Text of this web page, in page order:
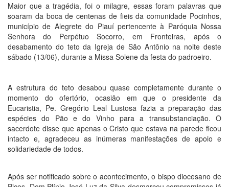
Maior que a tragédia, foi o milagre, essas foram palavras que
soaram da boca de centenas de fieis da comunidade Pocinhos,
município de Alegrete do Piauí pertencente à Paróquia Nossa
Senhora do Perpétuo Socorro, em Fronteiras, após o
desabamento do teto da Igreja de São Antônio na noite deste
sábado (13/06), durante a Missa Solene da festa do padroeiro.
A estrutura do teto desabou quase completamente durante o
momento do ofertório, ocasião em que o presidente da
Eucaristia, Pe. Gregório Leal Lustosa fazia a preparação das
espécies do Pão e do Vinho para a transubstanciação. O
sacerdote disse que apenas o Cristo que estava na parede ficou
intacto e, agradeceu as inúmeras manifestações de apoio e
solidariedade de todos.
Após ser notificado sobre o acontecimento, o bispo diocesano de